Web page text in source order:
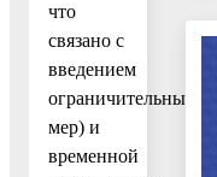
что
связано с
введением
ограничительных
мер) и
временной